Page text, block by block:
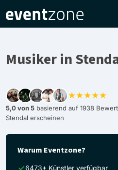
Musiker in
★★★★★
5,0 von 5 basierend auf 1938
Stendal erscheinen
Warum Eventzone?
6473+ Künstler verfügbar